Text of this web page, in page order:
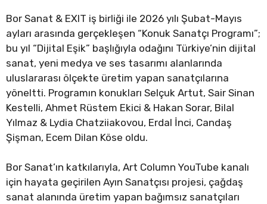
Bor Sanat & EXIT iş birliği ile 2026 yılı Şubat-Mayıs
ayları arasında gerçekleşen “Konuk Sanatçı Programı”;
bu yıl “Dijital Eşik” başlığıyla odağını Türkiye’nin dijital
sanat, yeni medya ve ses tasarımı alanlarında
uluslararası ölçekte üretim yapan sanatçılarına
yöneltti. Programın konukları Selçuk Artut, Sair Sinan
Kestelli, Ahmet Rüstem Ekici & Hakan Sorar, Bilal
Yılmaz & Lydia Chatziiakovou, Erdal İnci, Candaş
Şişman, Ecem Dilan Köse oldu.
Bor Sanat’ın katkılarıyla, Art Column YouTube kanalı
için hayata geçirilen Ayın Sanatçısı projesi, çağdaş
sanat alanında üretim yapan bağımsız sanatçıları